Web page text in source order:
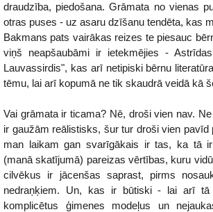
draudzība, piedošana. Grāmata no vienas
otras puses - uz asaru dzīšanu tendēta, kas
Bakmans pats vairākas reizes te piesauc
viņš neapšaubāmi ir ietekmējies -
Lauvassirdis", kas arī netipiski bērnu
tēmu, lai arī kopumā ne tik skaudrā veidā kā
Vai grāmata ir ticama? Nē, droši vien nav.
ir gaužām reālistisks, šur tur droši vien pavīd
man laikam gan svarīgākais ir tas, ka tā
(manā skatījumā) pareizas vērtības, kuru
cilvēkus ir jācenšas saprast, pirms
nedraņķiem. Un, kas ir būtiski - lai arī tā
komplicētus ģimenes modeļus un